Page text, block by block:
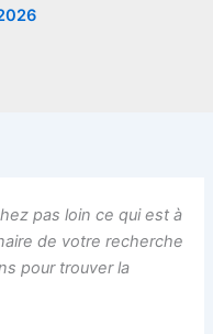
pas loin ce qui est à
de votre recherche
pour trouver la